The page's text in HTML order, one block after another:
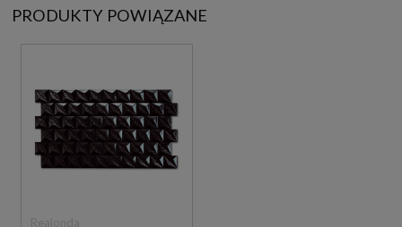
PRODUKTY POWIĄZANE